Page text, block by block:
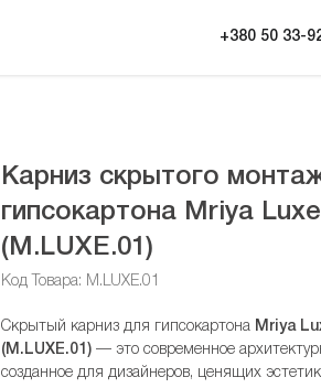
+380 50 33-
Карниз скрытого
гипсокартона Mriya
(M.LUXE.01)
Код Товара: M.LUXE.01
Скрытый карниз для гипсокартона Mriya
(M.LUXE.01)— это современное
созданное для дизайнеров, ценящих